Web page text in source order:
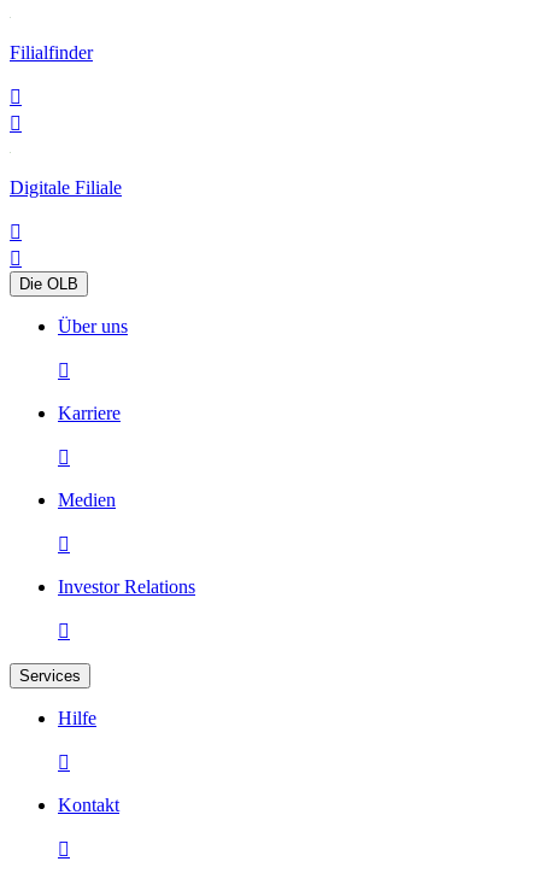
Filialfinder


Digitale Filiale


Die OLB
Über uns

Karriere

Medien

Investor Relations

Services
Hilfe

Kontakt
